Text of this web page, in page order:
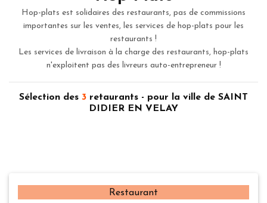
Hop-plats est solidaires des restaurants, pas de commissions
importantes sur les ventes, les services de hop-plats pour les
restaurants !
Les services de livraison à la charge des restaurants, hop-plats
n'exploitent pas des livreurs auto-entrepreneur !
Sélection des 3 retaurants - pour la ville de SAINT
DIDIER EN VELAY
Restaurant